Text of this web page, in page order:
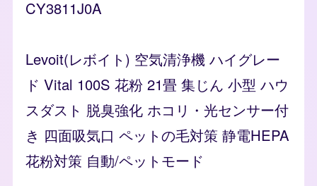
CY3811J0A
Levoit(レボイト) 空気清浄機 ハイグレー
ド Vital 100S 花粉 21畳 集じん 小型 ハウ
スダスト 脱臭強化 ホコリ・光センサー付
き 四面吸気口 ペットの毛対策 静電HEPA
花粉対策 自動/ペットモード